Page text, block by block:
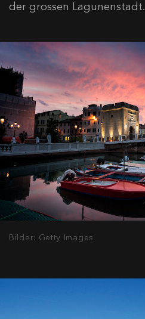
der grossen Lagunenstadt.
Bilder: Getty Images